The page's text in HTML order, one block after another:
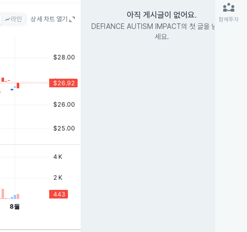
라인 상세 차트 열기 아직 게시글이 없어요.
DEFIANCE AUTISM IMPACT의 첫 글을 남겨 보
세요.
partner_exchange
함께투자